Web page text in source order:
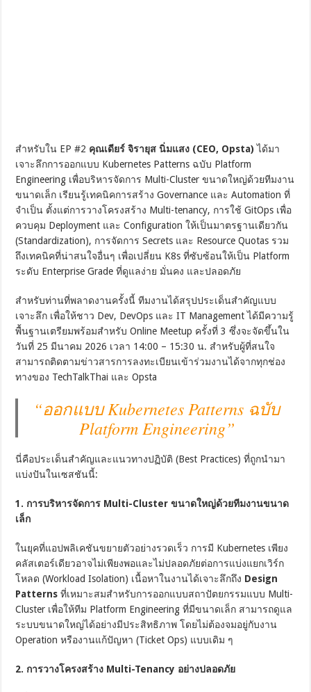
สำหรับใน EP #2 คุณเดียร์ จิรายุส นิ่มแสง (CEO, Opsta) ได้มา
เจาะลึกการออกแบบ Kubernetes Patterns ฉบับ Platform
Engineering เพื่อบริหารจัดการ Multi-Cluster ขนาดใหญ่ด้วยทีมงาน
ขนาดเล็ก เรียนรู้เทคนิคการสร้าง Governance และ Automation ที่
จำเป็น ตั้งแต่การวางโครงสร้าง Multi-tenancy, การใช้ GitOps เพื่อ
ควบคุม Deployment และ Configuration ให้เป็นมาตรฐานเดียวกัน
(Standardization), การจัดการ Secrets และ Resource Quotas รวม
ถึงเทคนิคที่น่าสนใจอื่นๆ เพื่อเปลี่ยน K8s ที่ซับซ้อนให้เป็น Platform
ระดับ Enterprise Grade ที่ดูแลง่าย มั่นคง และปลอดภัย
สำหรับท่านที่พลาดงานครั้งนี้ ทีมงานได้สรุปประเด็นสำคัญแบบ
เจาะลึก เพื่อให้ชาว Dev, DevOps และ IT Management ได้มีความรู้
พื้นฐานเตรียมพร้อมสำหรับ Online Meetup ครั้งที่ 3 ซึ่งจะจัดขึ้นใน
วันที่ 25 มีนาคม 2026 เวลา 14:00 – 15:30 น. สำหรับผู้ที่สนใจ
สามารถติดตามข่าวสารการลงทะเบียนเข้าร่วมงานได้จากทุกช่อง
ทางของ TechTalkThai และ Opsta
“ออกแบบ Kubernetes Patterns ฉบับ
Platform Engineering”
นี่คือประเด็นสำคัญและแนวทางปฏิบัติ (Best Practices) ที่ถูกนำมา
แบ่งปันในเซสชันนี้:
1. การบริหารจัดการ Multi-Cluster ขนาดใหญ่ด้วยทีมงานขนาด
เล็ก
ในยุคที่แอปพลิเคชันขยายตัวอย่างรวดเร็ว การมี Kubernetes เพียง
คลัสเตอร์เดียวอาจไม่เพียงพอและไม่ปลอดภัยต่อการแบ่งแยกเวิร์ก
โหลด (Workload Isolation) เนื้อหาในงานได้เจาะลึกถึง Design
Patterns ที่เหมาะสมสำหรับการออกแบบสถาปัตยกรรมแบบ Multi-
Cluster เพื่อให้ทีม Platform Engineering ที่มีขนาดเล็ก สามารถดูแล
ระบบขนาดใหญ่ได้อย่างมีประสิทธิภาพ โดยไม่ต้องจมอยู่กับงาน
Operation หรืองานแก้ปัญหา (Ticket Ops) แบบเดิม ๆ
2. การวางโครงสร้าง Multi-Tenancy อย่างปลอดภัย